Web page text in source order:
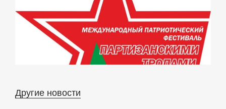
Другие новости